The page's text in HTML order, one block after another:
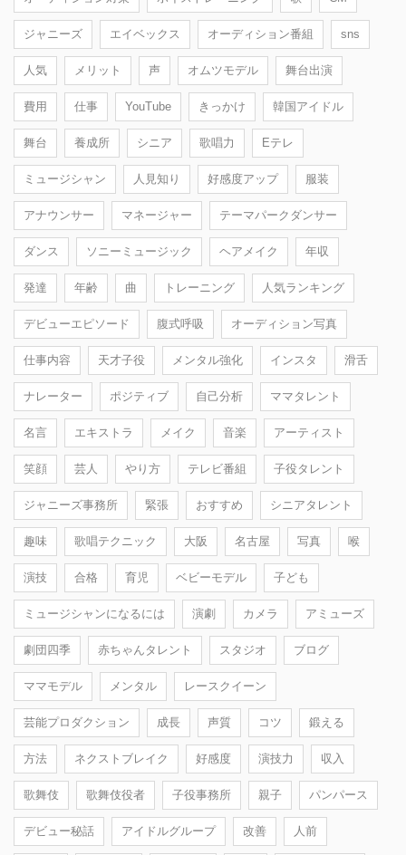
ジャニーズ エイベックス オーディション番組 sns
人気 メリット 声 オムツモデル 舞台出演
費用 仕事 YouTube きっかけ 韓国アイドル
舞台 養成所 シニア 歌唱力 Eテレ
ミュージシャン 人見知り 好感度アップ 服装
アナウンサー マネージャー テーマパークダンサー
ダンス ソニーミュージック ヘアメイク 年収
発達 年齢 曲 トレーニング 人気ランキング
デビューエピソード 腹式呼吸 オーディション写真
仕事内容 天才子役 メンタル強化 インスタ 滑舌
ナレーター ポジティブ 自己分析 ママタレント
名言 エキストラ メイク 音楽 アーティスト
笑顔 芸人 やり方 テレビ番組 子役タレント
ジャニーズ事務所 緊張 おすすめ シニアタレント
趣味 歌唱テクニック 大阪 名古屋 写真 喉
演技 合格 育児 ベビーモデル 子ども
ミュージシャンになるには 演劇 カメラ アミューズ
劇団四季 赤ちゃんタレント スタジオ ブログ
ママモデル メンタル レースクイーン
芸能プロダクション 成長 声質 コツ 鍛える
方法 ネクストブレイク 好感度 演技力 収入
歌舞伎 歌舞伎役者 子役事務所 親子 パンパース
デビュー秘話 アイドルグループ 改善 人前